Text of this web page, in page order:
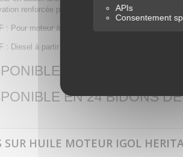
APIs
Consentement
renforcée par du bisulfure de molybdène.
: Pour moteur à Essence.
: Diesel à partir de 1994 (non préconisée aux E.U
EN TONNELET
EN 24 BIDONS
SUR HUILE MOTEUR IGOL